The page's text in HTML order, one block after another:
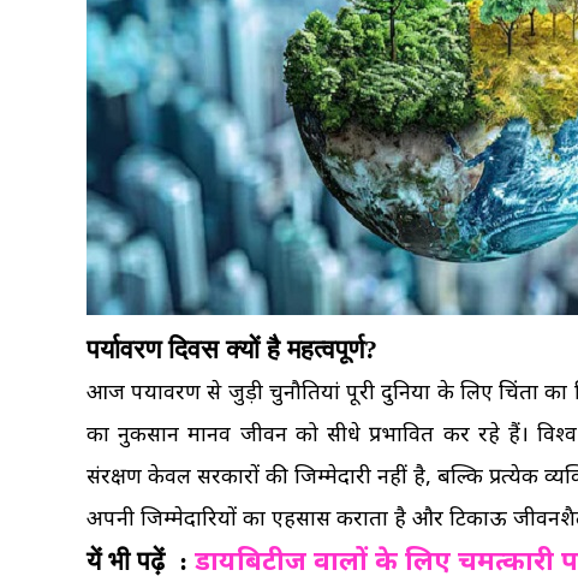
पर्यावरण दिवस क्यों है महत्वपूर्ण?
आज पर्यावरण से जुड़ी चुनौतियां पूरी दुनिया के लिए चिंता
का नुकसान मानव जीवन को सीधे प्रभावित कर रहे हैं।
संरक्षण केवल सरकारों की जिम्मेदारी नहीं है, बल्कि प्रत्येक
अपनी जिम्मेदारियों का एहसास कराता है और टिकाऊ
यें भी पढ़ें : डायबिटीज वालों के लिए चमत्कारी